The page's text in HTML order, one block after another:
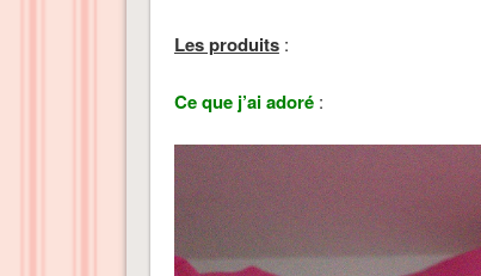
Les produits:
Ce que j’ai adoré: